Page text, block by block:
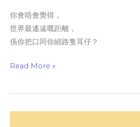
你會唔會覺得，
世界最遙遠嘅距離，
係你把口同你細路隻耳仔？
細
聲
Read More »